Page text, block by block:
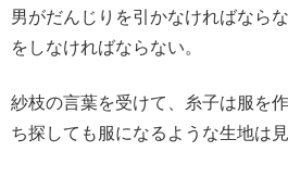
男がだんじりを引かなければなら
をしなければならない。
紗枝の言葉を受けて、糸子は服を
ち探しても服になるような生地は